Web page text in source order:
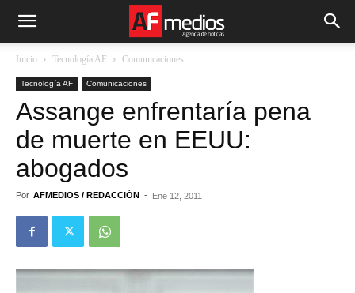
Inicio Tecnología AF Comunicaciones
Tecnología AF Comunicaciones
Assange enfrentaría pena
de muerte en EEUU:
abogados
Por AFMEDIOS / REDACCIÓN - Ene 12, 2011